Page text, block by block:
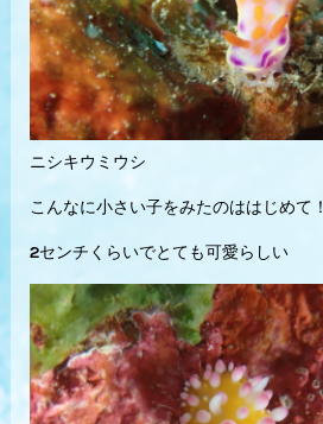
ニシキウミウシ
こんなに小さい子をみたのははじめて！
2センチくらいでとても可愛らしい